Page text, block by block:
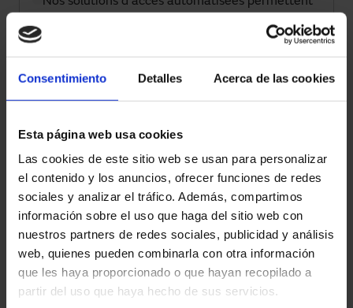
Consentimiento Detalles Acerca de las cookies
Esta página web usa cookies
Las cookies de este sitio web se usan para personalizar
el contenido y los anuncios, ofrecer funciones de redes
sociales y analizar el tráfico. Además, compartimos
información sobre el uso que haga del sitio web con
nuestros partners de redes sociales, publicidad y análisis
web, quienes pueden combinarla con otra información
que les haya proporcionado o que hayan recopilado a
partir del uso que haya hecho de sus servicios.
l'intégration avec des plateformes intelligentes
de gestion.
Sécurité et réglementation
commandes et des automatismes qui
garantissent une utilisation sûre et sont
conformes à la réglementation en vigueur.
Expérience multisectorielle
Nous intervenons dans les hôpitaux, les
aéroports, le commerce de détail, l'industrie et
les bâtiments corporatifs, apportant des
solutions fiables dans des environnements très